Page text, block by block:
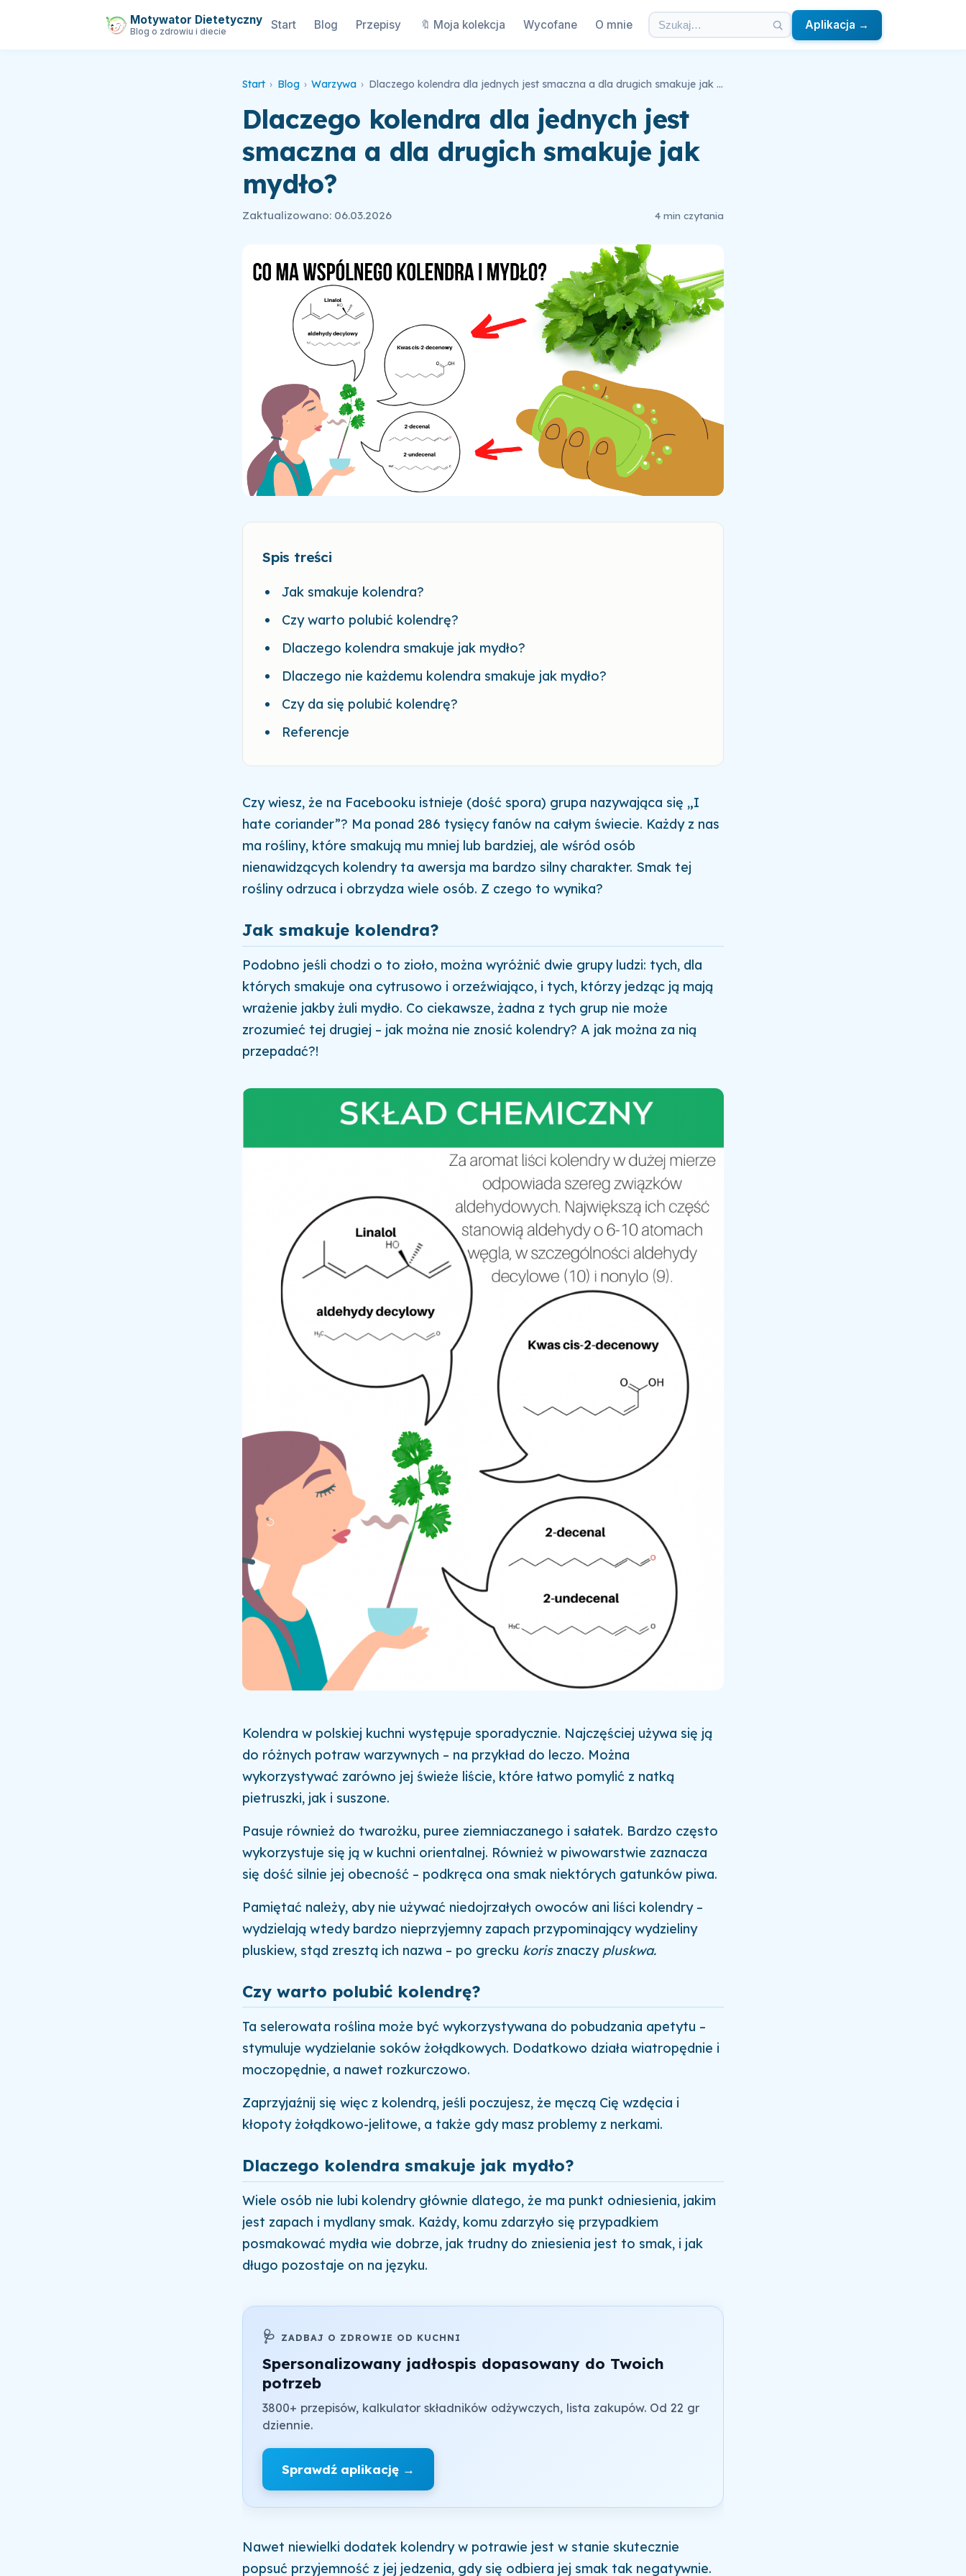
Motywator Dietetyczny
Blog o zdrowiu i diecie Start Blog Przepisy 🔖 Moja kolekcja Wycofane O mnie Aplikacja →
Start › Blog › Warzywa › Dlaczego kolendra dla jednych jest smaczna a dla drugich smakuje jak mydło?
Dlaczego kolendra dla jednych jest
smaczna a dla drugich smakuje jak
mydło?
Zaktualizowano: 06.03.2026 4 min czytania
Spis treści
Jak smakuje kolendra?
Czy warto polubić kolendrę?
Dlaczego kolendra smakuje jak mydło?
Dlaczego nie każdemu kolendra smakuje jak mydło?
Czy da się polubić kolendrę?
Referencje
Czy wiesz, że na Facebooku istnieje (dość spora) grupa nazywająca się „I
hate coriander”? Ma ponad 286 tysięcy fanów na całym świecie. Każdy z nas
ma rośliny, które smakują mu mniej lub bardziej, ale wśród osób
nienawidzących kolendry ta awersja ma bardzo silny charakter. Smak tej
rośliny odrzuca i obrzydza wiele osób. Z czego to wynika?
Jak smakuje kolendra?
Podobno jeśli chodzi o to zioło, można wyróżnić dwie grupy ludzi: tych, dla
których smakuje ona cytrusowo i orzeźwiająco, i tych, którzy jedząc ją mają
wrażenie jakby żuli mydło. Co ciekawsze, żadna z tych grup nie może
zrozumieć tej drugiej – jak można nie znosić kolendry? A jak można za nią
przepadać?!
Kolendra w polskiej kuchni występuje sporadycznie. Najczęściej używa się ją
do różnych potraw warzywnych – na przykład do leczo. Można
wykorzystywać zarówno jej świeże liście, które łatwo pomylić z natką
pietruszki, jak i suszone.
Pasuje również do twarożku, puree ziemniaczanego i sałatek. Bardzo często
wykorzystuje się ją w kuchni orientalnej. Również w piwowarstwie zaznacza
się dość silnie jej obecność – podkręca ona smak niektórych gatunków piwa.
Pamiętać należy, aby nie używać niedojrzałych owoców ani liści kolendry –
wydzielają wtedy bardzo nieprzyjemny zapach przypominający wydzieliny
pluskiew, stąd zresztą ich nazwa – po grecku korisznaczy pluskwa.
Czy warto polubić kolendrę?
Ta selerowata roślina może być wykorzystywana do pobudzania apetytu –
stymuluje wydzielanie soków żołądkowych. Dodatkowo działa wiatropędnie i
moczopędnie, a nawet rozkurczowo.
Zaprzyjaźnij się więc z kolendrą, jeśli poczujesz, że męczą Cię wzdęcia i
kłopoty żołądkowo-jelitowe, a także gdy masz problemy z nerkami.
Dlaczego kolendra smakuje jak mydło?
Wiele osób nie lubi kolendry głównie dlatego, że ma punkt odniesienia, jakim
jest zapach i mydlany smak. Każdy, komu zdarzyło się przypadkiem
posmakować mydła wie dobrze, jak trudny do zniesienia jest to smak, i jak
długo pozostaje on na języku.
🩺 ZADBAJ O ZDROWIE OD KUCHNI
Spersonalizowany jadłospis dopasowany do Twoich
potrzeb
3800+ przepisów, kalkulator składników odżywczych, lista zakupów. Od 22 gr
dziennie.
Sprawdź aplikację →
Nawet niewielki dodatek kolendry w potrawie jest w stanie skutecznie
popsuć przyjemność z jej jedzenia, gdy się odbiera jej smak tak negatywnie.